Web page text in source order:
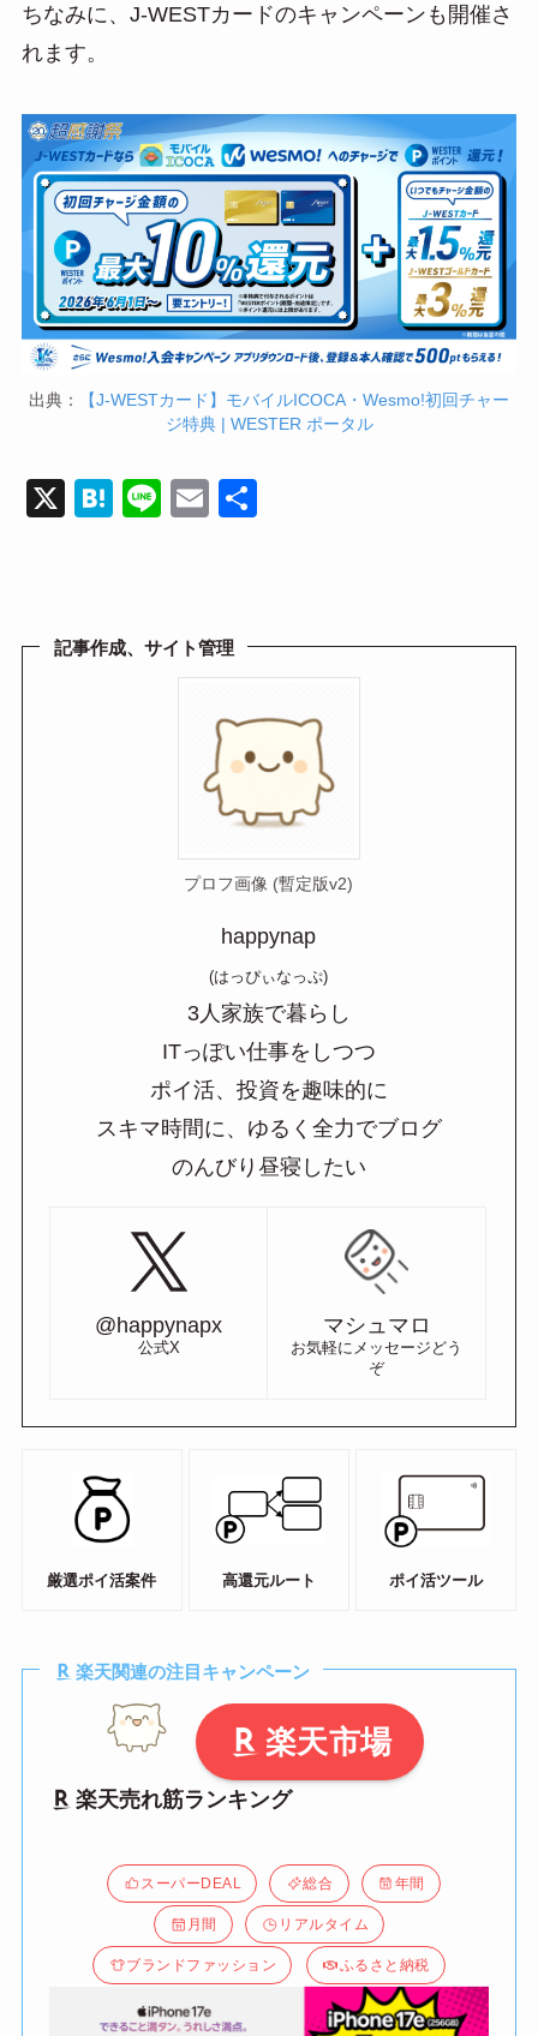
ちなみに、J-WESTカードのキャンペーンも開催さ
れます。
出典：
【J-WESTカード】モバイルICOCA・Wesmo!初回チャー
ジ特典 | WESTER ポータル
X
H
a
Li
E
記事作成、サイト管理
プロフ画像 (暫定版v2)
happynap
(はっぴぃなっぷ)
3人家族で暮らし
ITっぽい仕事をしつつ
ポイ活、投資を趣味的に
スキマ時間に、ゆるく全力でブログ
のんびり昼寝したい
@happynapx
公式X
マシュマロ
お気軽にメッセージどう
ぞ
厳選ポイ活案件 高還元ルート ポイ活ツール
楽天関連の注目キャンペーン
楽天市場
楽天売れ筋ランキング
スーパーDEAL 総合 年間
月間 リアルタイム
ブランドファッション ふるさと納税